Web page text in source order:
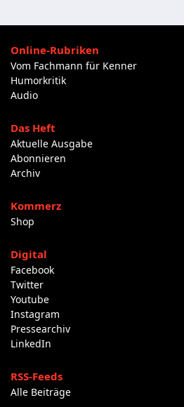
Online-Rubriken
Vom Fachmann für Kenner
Humorkritik
Audio
Das Heft
Aktuelle Ausgabe
Abonnieren
Archiv
Kommerz
Shop
Digital
Facebook
Twitter
Youtube
Instagram
Pressearchiv
LinkedIn
RSS-Feeds
Alle Beiträge